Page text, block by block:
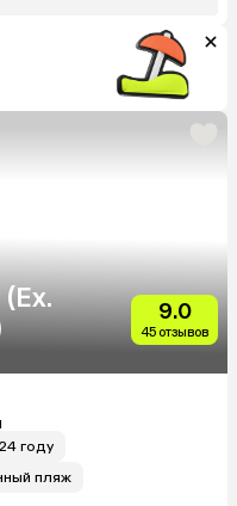
9.0
45 отзывов
году
пляж